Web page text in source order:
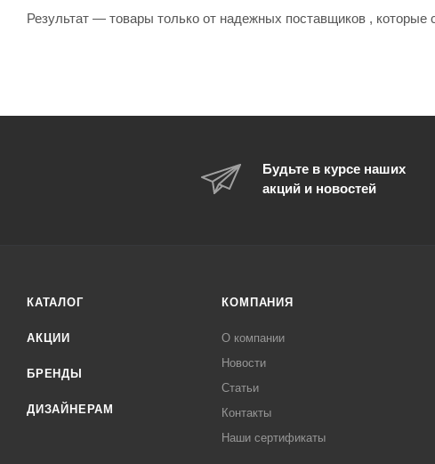
Результат — товары только от надежных поставщиков ,
Будьте в курсе наших
акций и новостей
КАТАЛОГ
АКЦИИ
БРЕНДЫ
ДИЗАЙНЕРАМ
КОМПАНИЯ
О компании
Новости
Статьи
Контакты
Наши сертификаты